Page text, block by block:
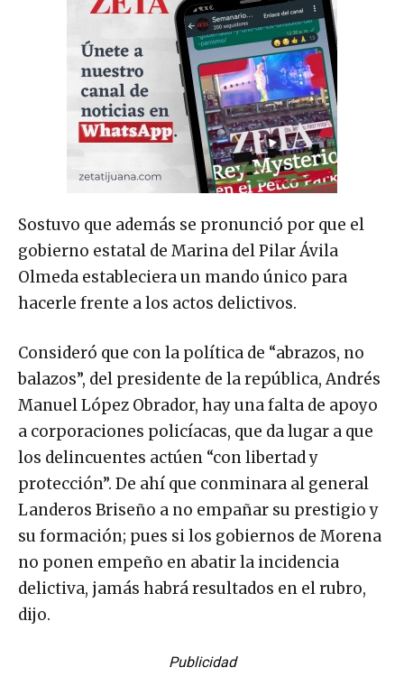
Sostuvo que además se pronunció por que el
gobierno estatal de Marina del Pilar Ávila
Olmeda estableciera un mando único para
hacerle frente a los actos delictivos.
Consideró que con la política de “abrazos, no
balazos”, del presidente de la república, Andrés
Manuel López Obrador, hay una falta de apoyo
a corporaciones policíacas, que da lugar a que
los delincuentes actúen “con libertad y
protección”. De ahí que conminara al general
Landeros Briseño a no empañar su prestigio y
su formación; pues si los gobiernos de Morena
no ponen empeño en abatir la incidencia
delictiva, jamás habrá resultados en el rubro,
dijo.
Publicidad